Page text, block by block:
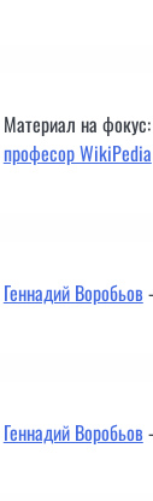
Материал на фокус:
професор WikiPedia
Геннадий Воробьов
Геннадий Воробьов